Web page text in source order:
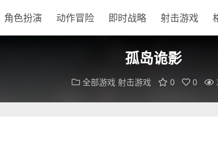
角色扮演 动作冒险 即时战略 射击游戏
孤岛诡影
全部游戏 射击游戏 0 0